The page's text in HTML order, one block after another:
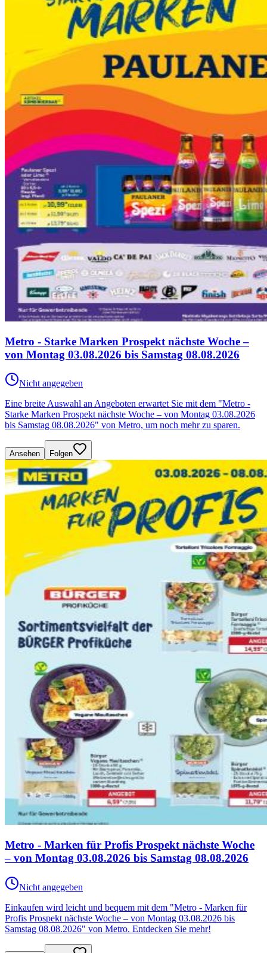
Metro - Starke Marken Prospekt nächste Woche –
von Montag 03.08.2026 bis Samstag 08.08.2026
Nicht angegeben
Eine breite Auswahl an Angeboten erwartet Sie mit dem "Metro -
Starke Marken Prospekt nächste Woche – von Montag 03.08.2026
bis Samstag 08.08.2026" von Metro, um noch mehr zu sparen.
Ansehen Folgen
Metro - Marken für Profis Prospekt nächste Woche
– von Montag 03.08.2026 bis Samstag 08.08.2026
Nicht angegeben
Einkaufen wird leicht und bequem mit dem "Metro - Marken für
Profis Prospekt nächste Woche – von Montag 03.08.2026 bis
Samstag 08.08.2026" von Metro. Entdecken Sie mehr!